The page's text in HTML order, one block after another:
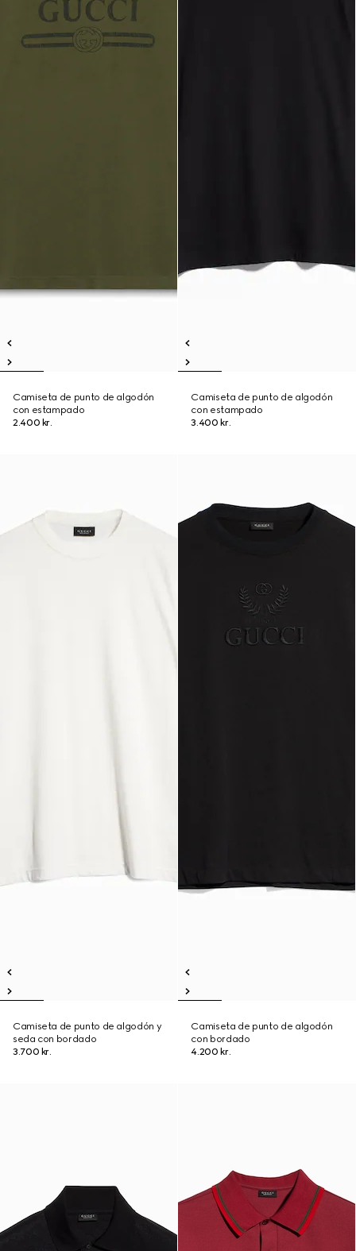
Camiseta de punto de algodón
con estampado
2.400 kr.
Camiseta de punto de algodón
con estampado
3.400 kr.
Camiseta de punto de algodón y
seda con bordado
3.700 kr.
Camiseta de punto de algodón
con bordado
4.200 kr.